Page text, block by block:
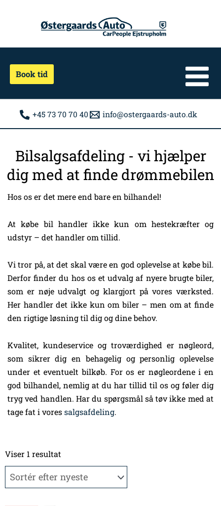
Book tid
+45 73 70 70 40 info@ostergaards-auto.dk
Bilsalgsafdeling - vi hjælper
dig med at finde drømmebilen
Hos os er det mere end bare en bilhandel!
At købe bil handler ikke kun om hestekræfter og
udstyr – det handler om tillid.
Vi tror på, at det skal være en god oplevelse at købe bil.
Derfor finder du hos os et udvalg af nyere brugte biler,
som er nøje udvalgt og klargjort på vores værksted.
Her handler det ikke kun om biler – men om at finde
den rigtige løsning til dig og dine behov.
Kvalitet, kundeservice og troværdighed er nøgleord,
som sikrer dig en behagelig og personlig oplevelse
under et eventuelt bilkøb. For os er nøgleordene i en
god bilhandel, nemlig at du har tillid til os og føler dig
tryg ved handlen. Har du spørgsmål så tøv ikke med at
tage fat i voressalgsafdeling.
Viser 1 resultat